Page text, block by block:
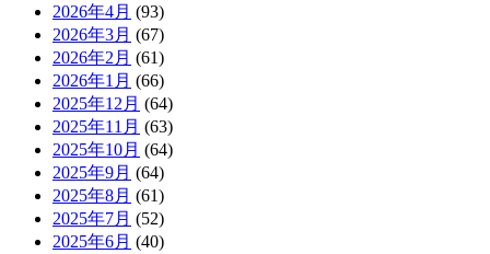
2026年4月 (93)
2026年3月 (67)
2026年2月 (61)
2026年1月 (66)
2025年12月 (64)
2025年11月 (63)
2025年10月 (64)
2025年9月 (64)
2025年8月 (61)
2025年7月 (52)
2025年6月 (40)